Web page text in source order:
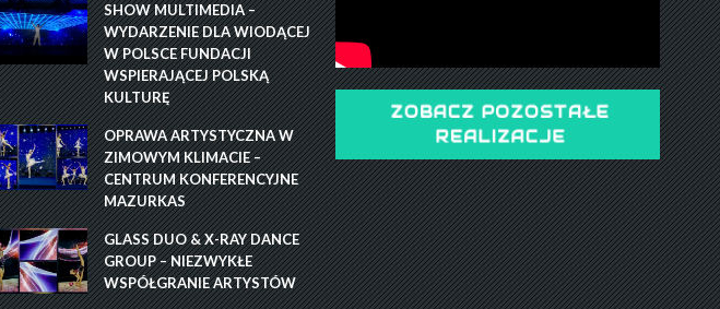
SHOW MULTIMEDIA –
WYDARZENIE DLA WIODĄCEJ
W POLSCE FUNDACJI
WSPIERAJĄCEJ POLSKĄ
KULTURĘ
OPRAWA ARTYSTYCZNA W
ZIMOWYM KLIMACIE –
CENTRUM KONFERENCYJNE
MAZURKAS
GLASS DUO & X-RAY DANCE
GROUP – NIEZWYKŁE
WSPÓŁGRANIE ARTYSTÓW
ZOBACZ POZOSTAŁE
REALIZACJE